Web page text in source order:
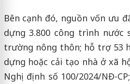
Bên cạnh đó, nguồn vốn ưu
dựng 3.800 công trình nước
trường nông thôn; hỗ trợ 53
dựng hoặc cải tạo nhà ở xã
Nghị định số 100/2024/NĐ-